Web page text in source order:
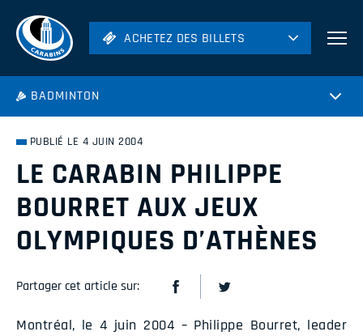
ACHETEZ DES BILLETS
ACHETEZ DES BILLETS
BADMINTON
PUBLIÉ LE 4 JUIN 2004
LE CARABIN PHILIPPE
BOURRET AUX JEUX
OLYMPIQUES D’ATHÈNES
Partager cet article sur:
Montréal, le 4 juin 2004 – Philippe Bourret, leader